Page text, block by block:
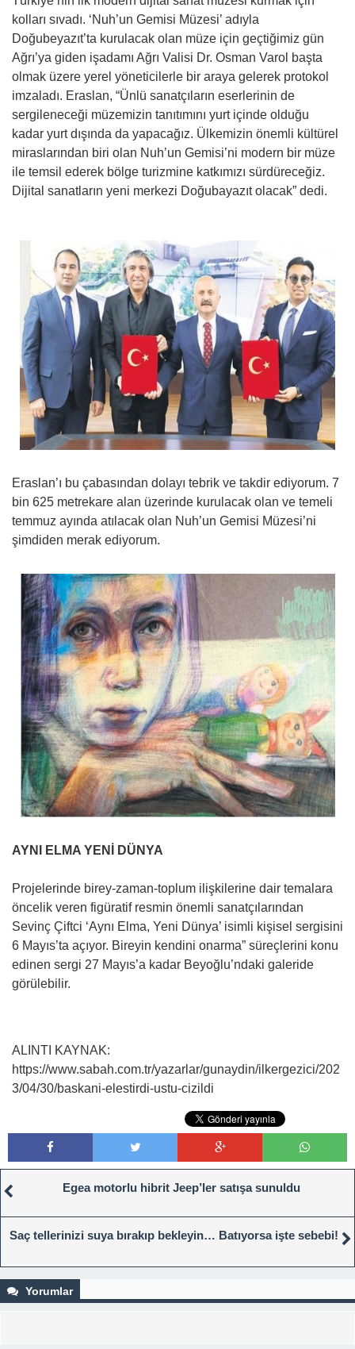
kolları sıvadı. ‘Nuh’un Gemisi Müzesi’ adıyla
Doğubeyazıt’ta kurulacak olan müze için geçtiğimiz gün
Ağrı’ya giden işadamı Ağrı Valisi Dr. Osman Varol başta
olmak üzere yerel yöneticilerle bir araya gelerek protokol
imzaladı. Eraslan, “Ünlü sanatçıların eserlerinin de
sergileneceği müzemizin tanıtımını yurt içinde olduğu
kadar yurt dışında da yapacağız. Ülkemizin önemli kültürel
miraslarından biri olan Nuh’un Gemisi’ni modern bir müze
ile temsil ederek bölge turizmine katkımızı sürdüreceğiz.
Dijital sanatların yeni merkezi Doğubayazıt olacak” dedi.
Eraslan’ı bu çabasından dolayı tebrik ve takdir ediyorum. 7
bin 625 metrekare alan üzerinde kurulacak olan ve temeli
temmuz ayında atılacak olan Nuh’un Gemisi Müzesi’ni
şimdiden merak ediyorum.
AYNI ELMA YENİ DÜNYA
Projelerinde birey-zaman-toplum ilişkilerine dair temalara
öncelik veren figüratif resmin önemli sanatçılarından
Sevinç Çiftci ‘Aynı Elma, Yeni Dünya’ isimli kişisel sergisini
6 Mayıs’ta açıyor. Bireyin kendini onarma” süreçlerini konu
edinen sergi 27 Mayıs’a kadar Beyoğlu’ndaki galeride
görülebilir.
ALINTI KAYNAK:
https://www.sabah.com.tr/yazarlar/gunaydin/ilkergezici/202
3/04/30/baskani-elestirdi-ustu-cizildi
Egea motorlu hibrit Jeep’ler satışa sunuldu
Saç tellerinizi suya bırakıp bekleyin… Batıyorsa işte sebebi!
Yorumlar